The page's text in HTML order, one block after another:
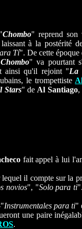
Chombo" reprend
à la postérité
Tí". De cette époque
Chombo" va pourtant
ainsi qu'il rejoint "La
le trompettiste
Stars" de Al Santiago,
fait appel à lui
il compte sur la
novios", "Solo para ti
Instrumentales para ti"
une paire
.